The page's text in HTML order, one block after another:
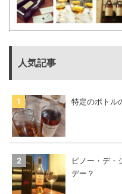
人気記事
特定のボトル
ピノー・デ・
デー？